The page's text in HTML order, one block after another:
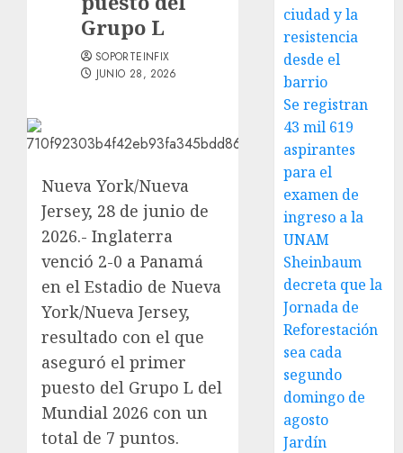
Grupo L
SOPORTEINFIX
JUNIO 28, 2026
Nueva York/Nueva
Jersey, 28 de junio de
2026.- Inglaterra
venció 2-0 a Panamá
en el Estadio de Nueva
York/Nueva Jersey,
resultado con el que
aseguró el primer
puesto del Grupo L del
Mundial 2026 con un
total de 7 puntos.
ciudad y la
resistencia
desde el
barrio
Se registran
43 mil 619
aspirantes
para el
examen de
ingreso a la
UNAM
Sheinbaum
decreta que la
Jornada de
Reforestación
sea cada
segundo
domingo de
agosto
Jardín